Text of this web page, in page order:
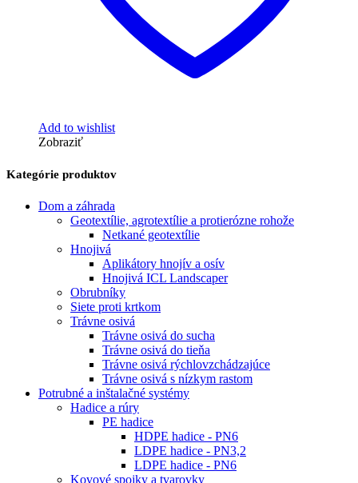
Add to wishlist
Zobraziť
Kategórie produktov
Dom a záhrada
Geotextílie, agrotextílie a protierózne rohože
Netkané geotextílie
Hnojivá
Aplikátory hnojív a osív
Hnojivá ICL Landscaper
Obrubníky
Siete proti krtkom
Trávne osivá
Trávne osivá do sucha
Trávne osivá do tieňa
Trávne osivá rýchlovzchádzajúce
Trávne osivá s nízkym rastom
Potrubné a inštalačné systémy
Hadice a rúry
PE hadice
HDPE hadice - PN6
LDPE hadice - PN3,2
LDPE hadice - PN6
Kovové spojky a tvarovky